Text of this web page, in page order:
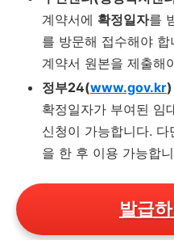
계약서에 확정일자를
를 방문해 접수해야
계약서 원본을 제출해
정부24(www.gov.kr)
확정일자가 부여된 임
신청이 가능합니다.
을 한 후 이용 가능합
발급